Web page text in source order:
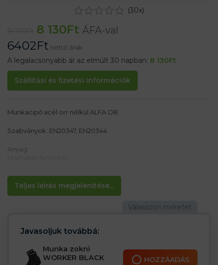
(30x)
8 130Ft ÁFA-val
6402Ft nettó árak
A legalacsonyabb ár az elmúlt 30 napban: 8 130Ft
Szállítási és fizetési információk
Teljes leírás megjelenítése...
Munkacipő acél orr nélkül ALFA OB
Szabványok: EN20347, EN20344
Anyag:
Jellemzők:
– Csúszásmentes talp
– Cambrelle típusú bélés, amely jól felszívja az izzadságot
– OB E kategória FO SRC
Javasoljuk továbbá:
Munka zokni
WORKER BLACK
HOZZÁADÁS